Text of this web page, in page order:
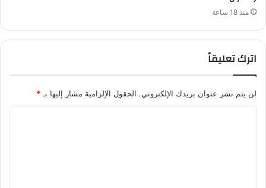
منذ 18 ساعة
اترك تعليقاً
لن يتم نشر عنوان بريدك الإلكتروني. الحقول الإلزامية مشار إليها بـ *